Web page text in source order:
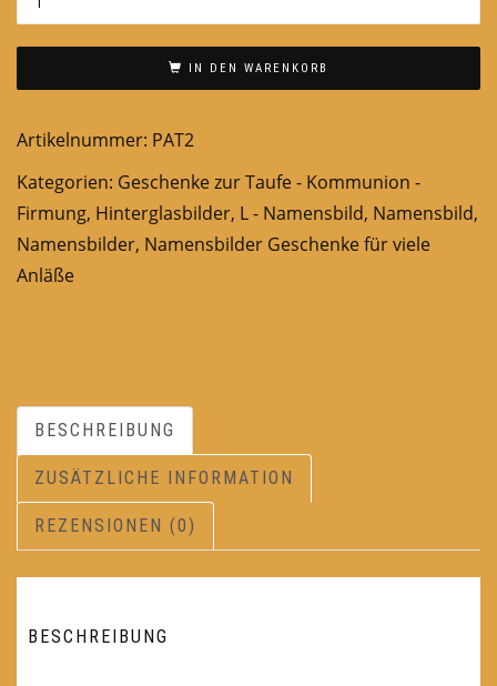
IN DEN WARENKORB
Artikelnummer: PAT2
Kategorien: Geschenke zur Taufe - Kommunion -
Firmung, Hinterglasbilder, L - Namensbild, Namensbild,
Namensbilder, Namensbilder Geschenke für viele
Anläße
BESCHREIBUNG
ZUSÄTZLICHE INFORMATION
REZENSIONEN (0)
BESCHREIBUNG